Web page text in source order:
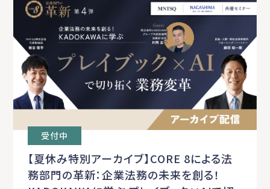
受付中
【夏休み特別アーカイブ】CORE 8による法
務部門の革新：企業法務の未来を創る！